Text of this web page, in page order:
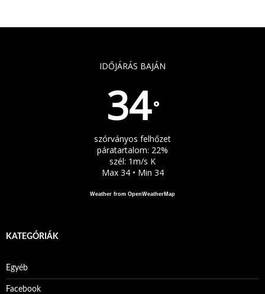
IDŐJÁRÁS BAJÁN
34°
szórványos felhőzet
páratartalom: 22%
szél: 1m/s K
Max 34 • Min 34
Weather from OpenWeatherMap
KATEGÓRIÁK
Egyéb
Facebook